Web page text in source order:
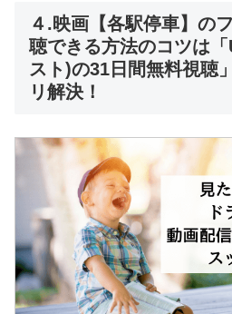
４.映画【各駅停車】の
聴できる方法のコツは
スト)の31日間無料視聴
リ解決！